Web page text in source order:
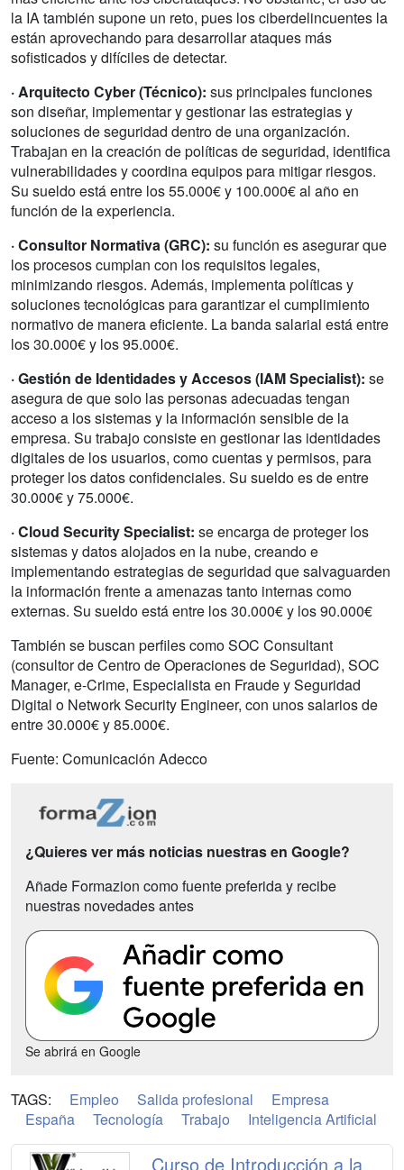
la IA también supone un reto, pues los ciberdelincuentes la
están aprovechando para desarrollar ataques más
sofisticados y difíciles de detectar.
· Arquitecto Cyber (Técnico): sus principales funciones
son diseñar, implementar y gestionar las estrategias y
soluciones de seguridad dentro de una organización.
Trabajan en la creación de políticas de seguridad, identifica
vulnerabilidades y coordina equipos para mitigar riesgos.
Su sueldo está entre los 55.000€ y 100.000€ al año en
función de la experiencia.
· Consultor Normativa (GRC): su función es asegurar que
los procesos cumplan con los requisitos legales,
minimizando riesgos. Además, implementa políticas y
soluciones tecnológicas para garantizar el cumplimiento
normativo de manera eficiente. La banda salarial está entre
los 30.000€ y los 95.000€.
· Gestión de Identidades y Accesos (IAM Specialist): se
asegura de que solo las personas adecuadas tengan
acceso a los sistemas y la información sensible de la
empresa. Su trabajo consiste en gestionar las identidades
digitales de los usuarios, como cuentas y permisos, para
proteger los datos confidenciales. Su sueldo es de entre
30.000€ y 75.000€.
· Cloud Security Specialist: se encarga de proteger los
sistemas y datos alojados en la nube, creando e
implementando estrategias de seguridad que salvaguarden
la información frente a amenazas tanto internas como
externas. Su sueldo está entre los 30.000€ y los 90.000€
También se buscan perfiles como SOC Consultant
(consultor de Centro de Operaciones de Seguridad), SOC
Manager, e-Crime, Especialista en Fraude y Seguridad
Digital o Network Security Engineer, con unos salarios de
entre 30.000€ y 85.000€.
Fuente: Comunicación Adecco
¿Quieres ver más noticias nuestras en Google?
Añade Formazion como fuente preferida y recibe
nuestras novedades antes
Se abrirá en Google
TAGS: Empleo Salida profesional
Empresa
España
Tecnología Trabajo Inteligencia Artificial
Curso de Introducción a la